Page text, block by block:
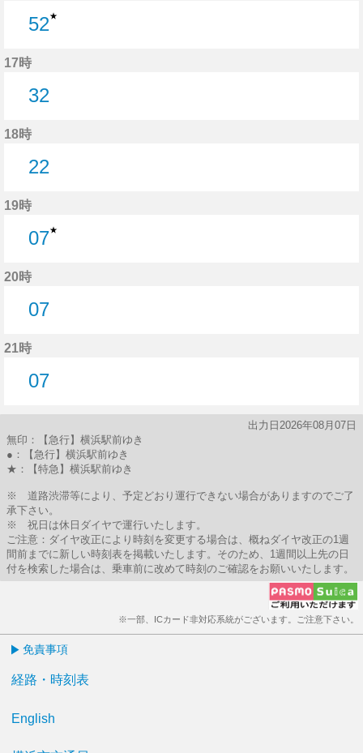
52★
17時
32
18時
22
19時
07★
20時
07
21時
07
出力日2026年08月07日
無印：【急行】横浜駅前ゆき
●：【急行】横浜駅前ゆき
★：【特急】横浜駅前ゆき
※ 道路渋滞等により、予定どおり運行できない場合がありますのでご了
承下さい。
※ 祝日は休日ダイヤで運行いたします。
ご注意：ダイヤ改正により時刻を変更する場合は、概ねダイヤ改正の1週
間前までに新しい時刻表を掲載いたします。そのため、1週間以上先の日
付を検索した場合は、乗車前に改めて時刻のご確認をお願いいたします。
※一部、ICカード非対応系統がございます。ご注意下さい。
免責事項
経路・時刻表
English